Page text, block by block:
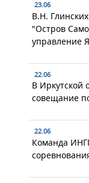
23.06
В.Н.
"Остров
управление
22.06
В Иркутской
совещание
22.06
Команда